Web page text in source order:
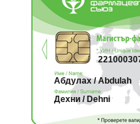
Абдулах / Abdulah
Дехни / Dehni